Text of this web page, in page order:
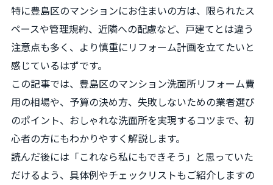
特に豊島区のマンションにお住まいの方は、限られたス
ペースや管理規約、近隣への配慮など、戸建てとは違う
注意点も多く、より慎重にリフォーム計画を立てたいと
感じているはずです。
この記事では、豊島区のマンション洗面所リフォーム費
用の相場や、予算の決め方、失敗しないための業者選び
のポイント、おしゃれな洗面所を実現するコツまで、初
心者の方にもわかりやすく解説します。
読んだ後には「これなら私にもできそう」と思っていた
だけるよう、具体例やチェックリストもご紹介しますの